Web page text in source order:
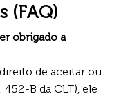
(FAQ)
obrigado a
de aceitar ou
B da CLT), ele